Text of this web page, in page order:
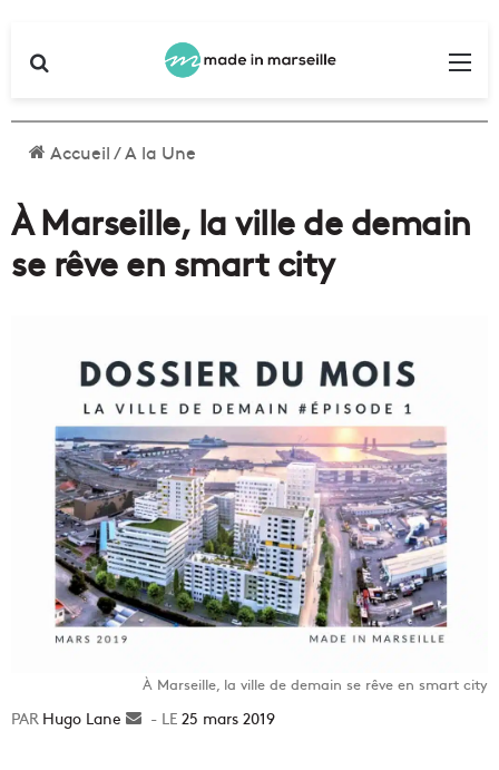
Accueil/A la Une
À Marseille, la ville de demain
se rêve en smart city
À Marseille, la ville de demain se rêve en smart city
Hugo Lane
Envoyer25 mars 2019